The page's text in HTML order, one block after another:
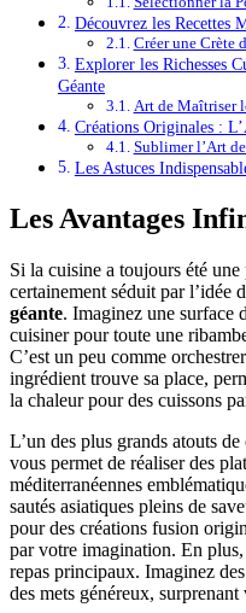
Découvrez les Recettes
Créer une Crète
Explorer les Richesses
Géante
Art de Maîtriser
Créations Originales :
Sublimer l’Art
Les Astuces
Les Avantages
Si la cuisine a toujours été
certainement séduit par l’idée
géante. Imaginez une surface
cuisiner pour toute une
C’est un peu comme
ingrédient trouve sa place,
la chaleur pour des cuissons
L’un des plus grands atouts de
vous permet de réaliser des
méditerranéennes
sautés asiatiques pleins de
pour des créations fusion
par votre imagination. En
repas principaux. Imaginez
des mets généreux,